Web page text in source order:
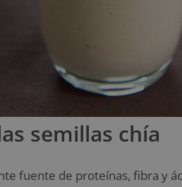
semillas chía
fuente de proteínas, fibra y